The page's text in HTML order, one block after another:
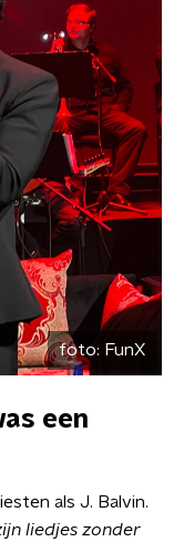
foto: FunX
een
als J. Balvin.
liedjes zonder